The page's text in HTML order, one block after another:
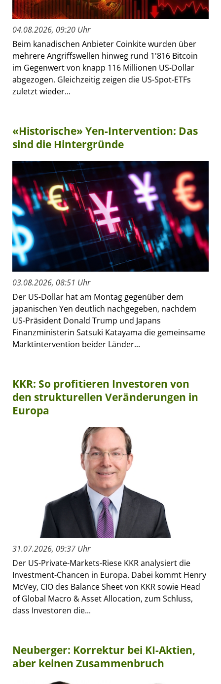
04.08.2026, 09:20 Uhr
Beim kanadischen Anbieter Coinkite wurden über
mehrere Angriffswellen hinweg rund 1'816 Bitcoin
im Gegenwert von knapp 116 Millionen US-Dollar
abgezogen. Gleichzeitig zeigen die US-Spot-ETFs
zuletzt wieder...
«Historische» Yen-Intervention: Das
sind die Hintergründe
03.08.2026, 08:51 Uhr
Der US-Dollar hat am Montag gegenüber dem
japanischen Yen deutlich nachgegeben, nachdem
US-Präsident Donald Trump und Japans
Finanzministerin Satsuki Katayama die gemeinsame
Marktintervention beider Länder...
KKR: So profitieren Investoren von
den strukturellen Veränderungen in
Europa
31.07.2026, 09:37 Uhr
Der US-Private-Markets-Riese KKR analysiert die
Investment-Chancen in Europa. Dabei kommt Henry
McVey, CIO des Balance Sheet von KKR sowie Head
of Global Macro & Asset Allocation, zum Schluss,
dass Investoren die...
Neuberger: Korrektur bei KI-Aktien,
aber keinen Zusammenbruch